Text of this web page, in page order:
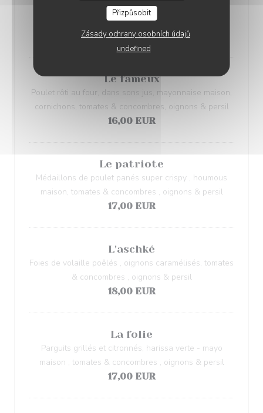
Přizpůsobit
Zásady ochrany osobních údajů
undefined
Belles boulettes de shabbat, méchouia, harissa ,
tomates & concombres , oignons & persil
18,00 EUR
Le fameux
Poulet rôti au four, dans sons jus, mayonnaise maison,
cornichons, tomates & concombres, oignons & persil
16,00 EUR
Le patriote
Médaillons de poulet panés super crispy , houmous
maison, tomates & concombres , oignons & persil
17,00 EUR
L'aschké
Foies de volaille poêlés , oignons caramélisés, tomates
& concombres , oignons & persil
18,00 EUR
La folie
Parguits grillés et citronnés, harissa verte - mayo
maison , tomates & concombres , oignons & persil
17,00 EUR